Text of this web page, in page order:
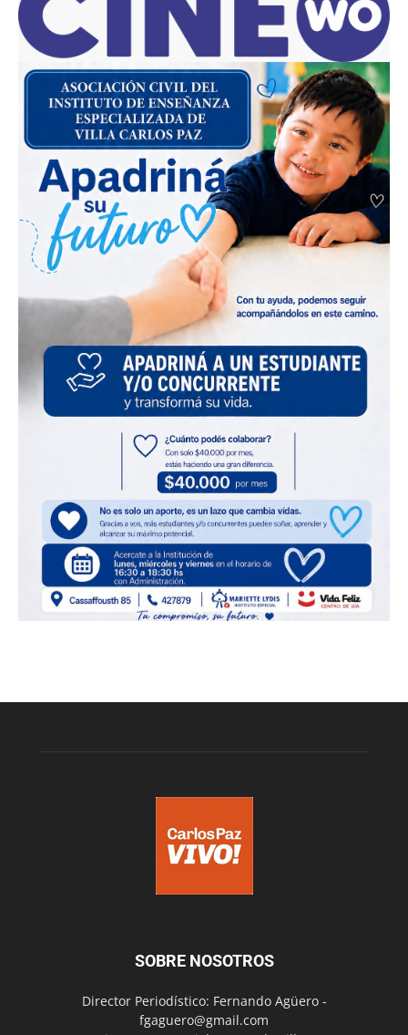
SOBRE NOSOTROS
Director Periodístico: Fernando Agüero -
fgaguero@gmail.com